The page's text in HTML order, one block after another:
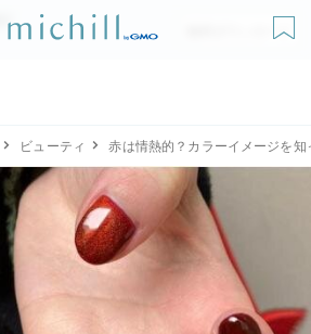
無料ダウンロード
ビューティ 赤は情熱的？カラーイメージを